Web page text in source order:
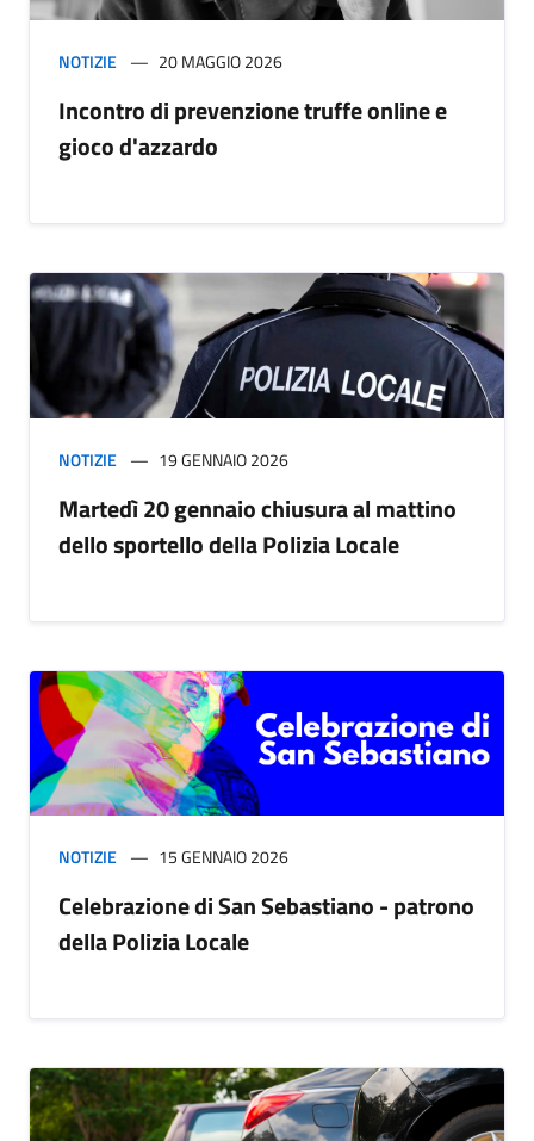
NOTIZIE 20 MAGGIO 2026
Incontro di prevenzione truffe online e
gioco d'azzardo
NOTIZIE 19 GENNAIO 2026
Martedì 20 gennaio chiusura al mattino
dello sportello della Polizia Locale
NOTIZIE 15 GENNAIO 2026
Celebrazione di San Sebastiano - patrono
della Polizia Locale